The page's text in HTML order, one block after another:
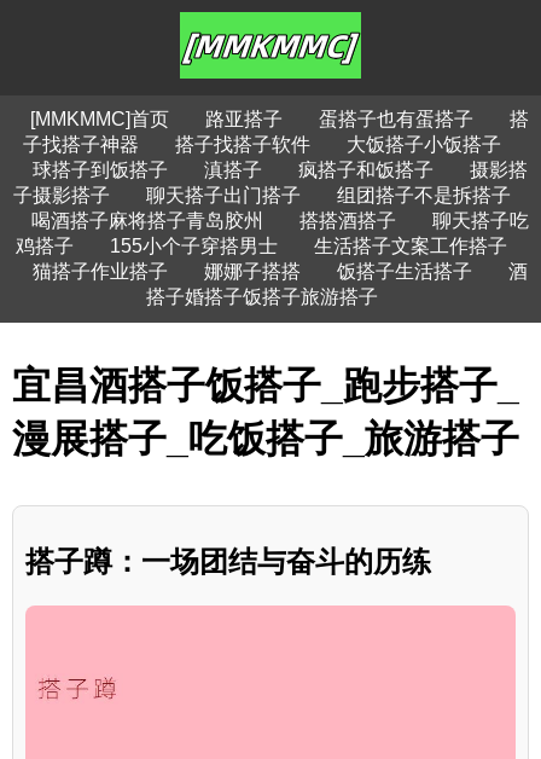
[MMKMMC]首页 路亚搭子 蛋搭子也有蛋搭子
搭
子找搭子神器
搭子找搭子软件
大饭搭子小饭搭子
球搭子到饭搭子
滇搭子 疯搭子和饭搭子
摄影搭
子摄影搭子
聊天搭子出门搭子
组团搭子不是拆搭子
喝酒搭子麻将搭子青岛胶州
搭搭酒搭子
聊天搭子吃
鸡搭子
155小个子穿搭男士
生活搭子文案工作搭子
猫搭子作业搭子
娜娜子搭搭 饭搭子生活搭子
酒
搭子婚搭子饭搭子旅游搭子
宜昌酒搭子饭搭子_跑步搭子_
漫展搭子_吃饭搭子_旅游搭子
搭子蹲：一场团结与奋斗的历练